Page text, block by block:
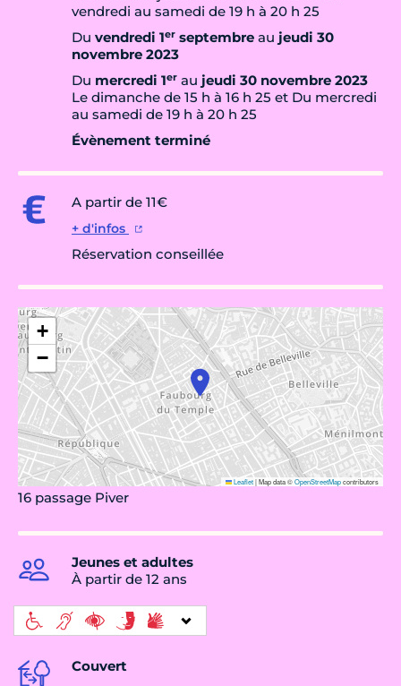
vendredi au samedi de 19 h à 20 h 25
Du vendredi 1er septembre au jeudi 30
novembre 2023
Du mercredi 1er au jeudi 30 novembre 2023
Le dimanche de 15 h à 16 h 25 et Du mercredi
au samedi de 19 h à 20 h 25
Évènement terminé
A partir de 11€
+ d'infos
Réservation conseillée
+
−
Leaflet|Map data ©OpenStreetMapcontributors
16 passage Piver
Jeunes et adultes
À partir de 12 ans
Couvert